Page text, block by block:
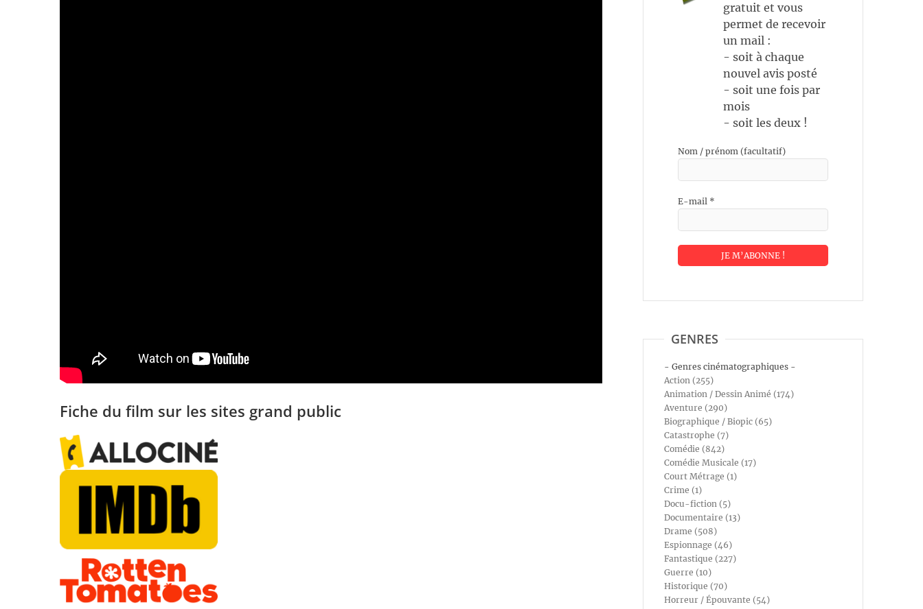
Fiche du film sur les sites grand public
gratuit et vous
permet de recevoir
un mail :
- soit à chaque
nouvel avis posté
- soit une fois par
mois
- soit les deux !
Nom / prénom (facultatif)
E-mail *
GENRES
- Genres cinématographiques -
Action (255)
Animation / Dessin Animé (174)
Aventure (290)
Biographique / Biopic (65)
Catastrophe (7)
Comédie (842)
Comédie Musicale (17)
Court Métrage (1)
Crime (1)
Docu-fiction (5)
Documentaire (13)
Drame (508)
Espionnage (46)
Fantastique (227)
Guerre (10)
Historique (70)
Horreur / Épouvante (54)